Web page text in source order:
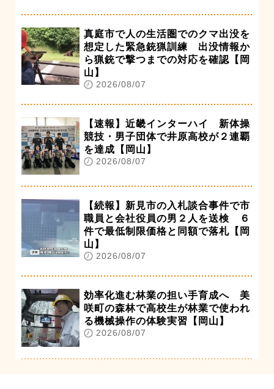
真庭市で人の生活圏でのクマ出没を
想定した緊急銃猟訓練 出没情報か
ら猟銃で撃つまでの対応を確認【岡
山】
2026/08/07
【速報】近畿インターハイ 新体操
競技・男子団体で井原高校が２連覇
を達成【岡山】
2026/08/07
【続報】新見市の入札談合事件で市
職員と会社役員の男２人を送検 ６
件で最低制限価格と同額で落札【岡
山】
2026/08/07
効率化進む林業の担い手育成へ 美
咲町の森林で高校生が林業で使われ
る機械操作の体験実習【岡山】
2026/08/07